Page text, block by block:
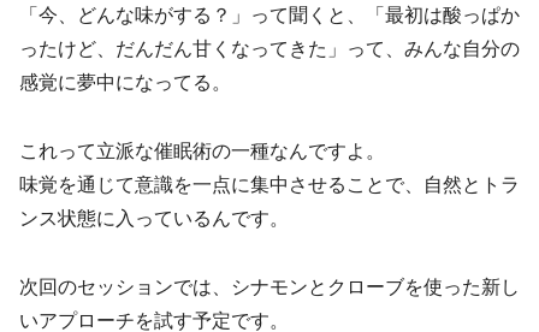
「今、どんな味がする？」って聞くと、「最初は酸っぱか
ったけど、だんだん甘くなってきた」って、みんな自分の
感覚に夢中になってる。
これって立派な催眠術の一種なんですよ。
味覚を通じて意識を一点に集中させることで、自然とトラ
ンス状態に入っているんです。
次回のセッションでは、シナモンとクローブを使った新し
いアプローチを試す予定です。